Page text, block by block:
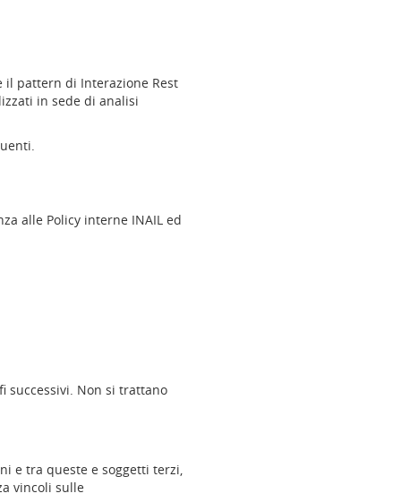
il pattern di Interazione Rest
in sede di analisi
alle Policy interne INAIL ed
successivi. Non si trattano
e tra queste e soggetti terzi,
vincoli sulle